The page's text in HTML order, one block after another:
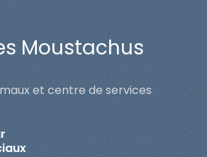
Moustachus
et centre de services